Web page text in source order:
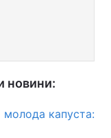
новини:
молода капуста: